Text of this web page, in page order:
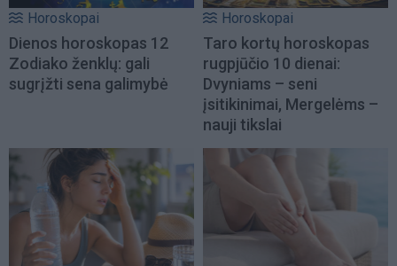
Horoskopai
Dienos horoskopas 12
Zodiako ženklų: gali
sugrįžti sena galimybė
Horoskopai
Taro kortų horoskopas
rugpjūčio 10 dienai:
Dvyniams – seni
įsitikinimai, Mergelėms –
nauji tikslai